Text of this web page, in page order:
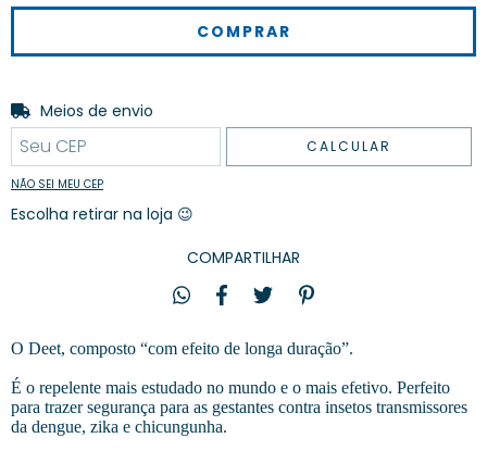
Entregas para o CEP:
Meios de envio
CALCULAR
NÃO SEI MEU CEP
Escolha retirar na loja 😉
COMPARTILHAR
O Deet, composto “com efeito de longa duração”.
É o repelente mais estudado no mundo e o mais efetivo. Perfeito
para trazer segurança para as gestantes contra insetos transmissores
da dengue, zika e chicungunha.